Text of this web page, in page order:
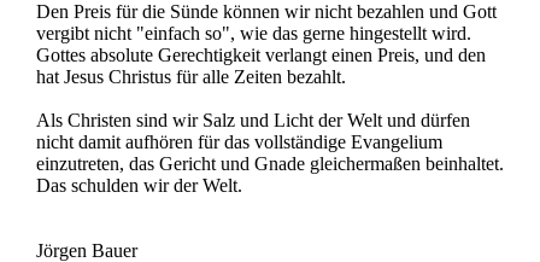
Den Preis für die Sünde können wir nicht bezahlen und Gott
vergibt nicht "einfach so", wie das gerne hingestellt wird.
Gottes absolute Gerechtigkeit verlangt einen Preis, und den
hat Jesus Christus für alle Zeiten bezahlt.
Als Christen sind wir Salz und Licht der Welt und dürfen
nicht damit aufhören für das vollständige Evangelium
einzutreten, das Gericht und Gnade gleichermaßen beinhaltet.
Das schulden wir der Welt.
Jörgen Bauer